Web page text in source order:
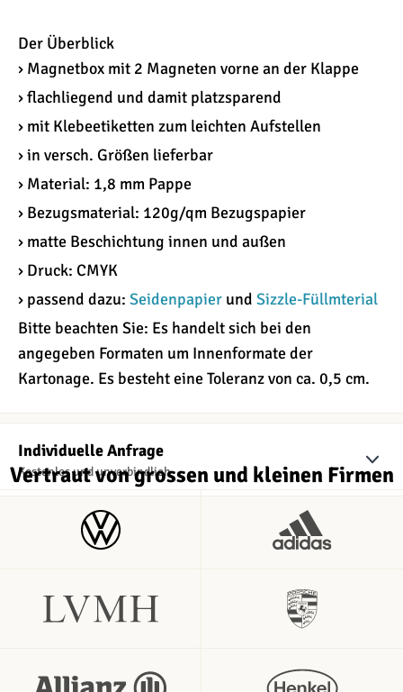
Der Überblick
› Magnetbox mit 2 Magneten vorne an der Klappe
› flachliegend und damit platzsparend
› mit Klebeetiketten zum leichten Aufstellen
› in versch. Größen lieferbar
› Material: 1,8 mm Pappe
› Bezugsmaterial: 120g/qm Bezugspapier
› matte Beschichtung innen und außen
› Druck: CMYK
› passend dazu: Seidenpapier und Sizzle-Füllmterial
Bitte beachten Sie: Es handelt sich bei den
angegeben Formaten um Innenformate der
Kartonage. Es besteht eine Toleranz von ca. 0,5 cm.
Individuelle Anfrage
Kostenlos und unverbindlich
Vertraut von grossen und kleinen Firmen